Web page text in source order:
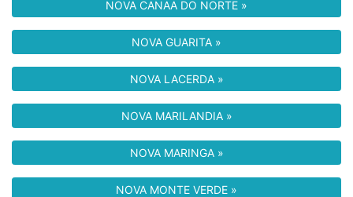
NOVA CANAA DO NORTE »
NOVA GUARITA »
NOVA LACERDA »
NOVA MARILANDIA »
NOVA MARINGA »
NOVA MONTE VERDE »